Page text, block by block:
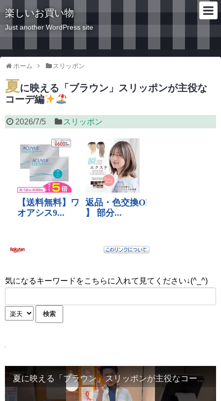
楽しいお買い物
Just another WordPress site
ホーム スリッポン
夏に映える「ブラウン」スリッポンが主役な
コーデ編
2026/7/5 スリッポン
気になるキーワードをこちらに入れて見てください↓(^_^)
夏に映える「ブラウン」スリッポンが主役なコーデ編